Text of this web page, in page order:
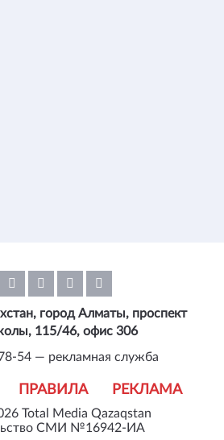
Total Media Qazaqstan
СМИ №16942-ИА
ПРАВИЛА РЕКЛАМА
город Алматы, проспект
115/46, офис 306
54 — рекламная служба